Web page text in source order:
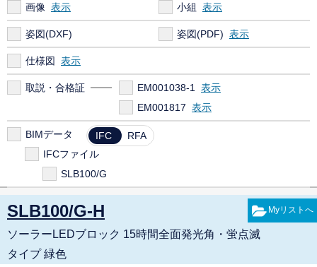
画像 小組
姿図(DXF) 姿図(PDF)
仕様図
取説・合格証
EM001038-1
EM001817
BIMデータ IFC
RFA
IFCファイル
SLB100/G
SLB100/G-H
ソーラーLEDブロック 15時間全面発光角・蛍点滅
タイプ 緑色